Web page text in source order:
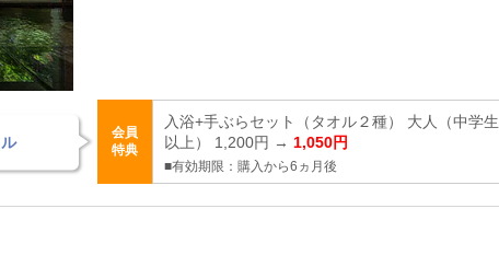
会員
特典
入浴+手ぶらセット（タオル２種） 大人（中学生
以上） 1,200円 → 1,050円
■有効期限：購入から6ヵ月後